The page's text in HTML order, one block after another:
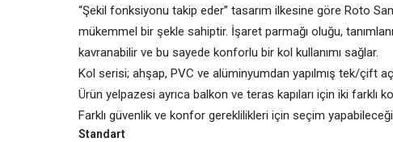
“Şekil fonksiyonu takip eder” tasarım ilkesine göre Roto
mükemmel bir şekle sahiptir. İşaret parmağı oluğu,
kavranabilir ve bu sayede konforlu bir kol kullanımı sağlar.
Kol serisi; ahşap, PVC ve alüminyumdan yapılmış tek/çift
Ürün yelpazesi ayrıca balkon ve teras kapıları için iki
Farklı güvenlik ve konfor gereklilikleri için seçim
Standart